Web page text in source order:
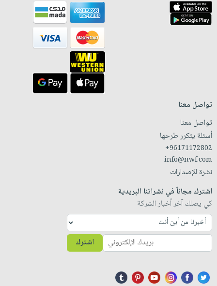
تواصل معنا
تواصل معنا
أسئلة يتكرر طرحها
+96171172802
info@nwf.com
نشرة الإصدارات
اشترك مجاناً في نشراتنا البريدية
كي يصلك آخر أخبار الشركة
اشترك